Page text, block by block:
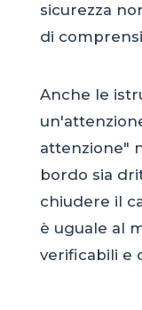
sicurezza
di
Anche le
attenzione"
bordo sia
chiudere il
è uguale al
verificabili e